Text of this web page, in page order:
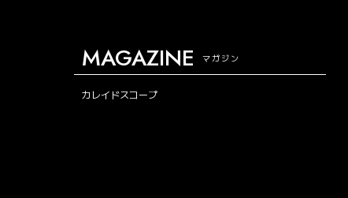
MAGAZINE マガジン
カレイドスコープ